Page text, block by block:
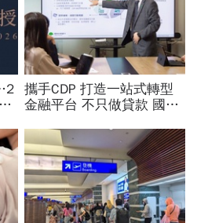
攜手CDP 打造一站式轉型
金融平台 不只做貸款 國泰